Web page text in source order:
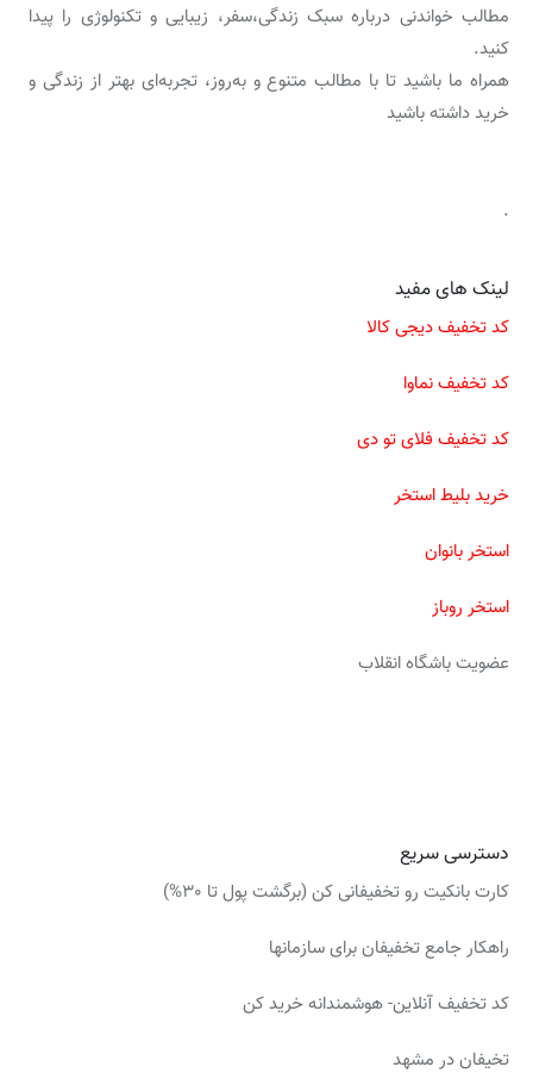
مطالب خواندنی درباره سبک زندگی،سفر، زیبایی و تکنولوژی را پیدا
کنید.
همراه ما باشید تا با مطالب متنوع و به‌روز، تجربه‌ای بهتر از زندگی و
خرید داشته باشید
.
لینک های مفید
کد تخفیف دیجی کالا
کد تخفیف نماوا
کد تخفیف فلای تو دی
خرید بلیط استخر
استخر بانوان
استخر روباز
عضویت باشگاه انقلاب
دسترسی سریع
کارت بانکیت رو تخفیفانی کن (برگشت پول تا 30%)
راهکار جامع تخفیفان برای سازمانها
کد تخفیف آنلاین- هوشمندانه خرید کن
تخیفان در مشهد